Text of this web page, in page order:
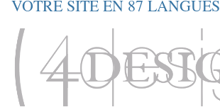
n
r
n
e
n
VOTRE SITE EN 87 LANGUES